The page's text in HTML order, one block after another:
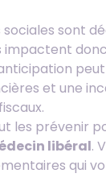
sont
impactent
et une
les prévenir
libéral.
qui